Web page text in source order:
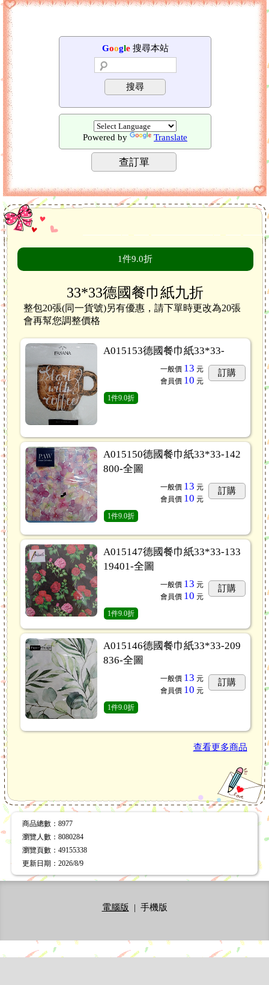
Google搜尋本站
搜尋
Powered by Translate
查訂單
1件9.0折
33*33德國餐巾紙九折
整包20張(同一貨號)另有優惠，請下單時更改為20張
會再幫您調整價格
A015153德國餐巾紙33*33-
一般價 13 元
會員價 10 元
訂購
1件9.0折
A015150德國餐巾紙33*33-142
800-全圖
一般價 13 元
會員價 10 元
訂購
1件9.0折
A015147德國餐巾紙33*33-133
19401-全圖
一般價 13 元
會員價 10 元
訂購
1件9.0折
A015146德國餐巾紙33*33-209
836-全圖
一般價 13 元
會員價 10 元
訂購
1件9.0折
查看更多商品
商品總數 ：8977
瀏覽人數 ：8080284
瀏覽頁數 ：49155338
更新日期 ：2026/8/9
電腦版 | 手機版